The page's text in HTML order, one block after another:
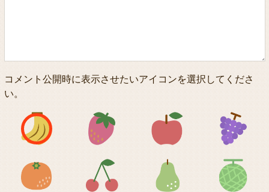
コメント公開時に表示させたいアイコンを選択してくださ
い。
アイコン1 アイコン2 アイコン3
アイコン5 アイコン6 アイコン7